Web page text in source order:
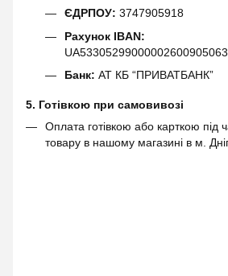
ЄДРПОУ: 3747905918
Рахунок IBAN:
Банк: АТ КБ “ПРИВАТБАНК”
5. Готівкою при самовивозі
Оплата готівкою або карткою під
товару в нашому магазині в м.